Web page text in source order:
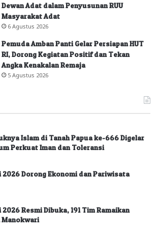
Dewan Adat dalam Penyusunan RUU
Masyarakat Adat
6 Agustus 2026
Pemuda Amban Panti Gelar Persiapan HUT
RI, Dorong Kegiatan Positif dan Tekan
Angka Kenakalan Remaja
5 Agustus 2026
Islam di Tanah Papua ke-666 Digelar
Perkuat Iman dan Toleransi
Dorong Ekonomi dan Pariwisata
Resmi Dibuka, 191 Tim Ramaikan
Manokwari